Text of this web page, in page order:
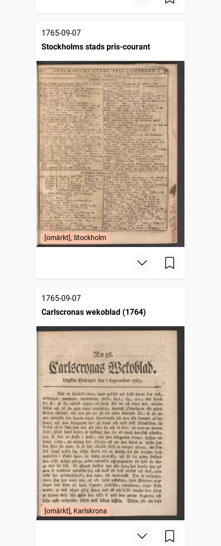
1765-09-07
Stockholms stads pris-courant
[omärkt], Stockholm
1765-09-07
Carlscronas wekoblad (1764)
[omärkt], Karlskrona